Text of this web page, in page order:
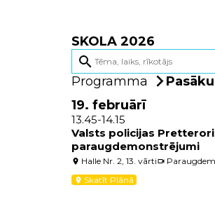
SKOLA 2026
search
Programma
19. februārī
13.45-14.15
Valsts policijas
paraugdemonstrējumi
location_on Halle Nr. 2, 13. vārtivideocam
location_on Skatīt Plānā